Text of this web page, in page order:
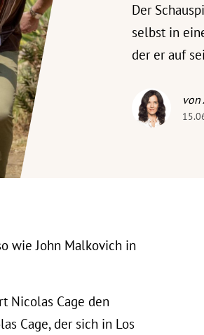
Der
selbst in
der er auf
von
wie John Malkovich in
Nicolas Cage den
Cage, der sich in Los